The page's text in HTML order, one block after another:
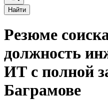
Найти
Резюме
должность
ИТ с полной
Баграмове